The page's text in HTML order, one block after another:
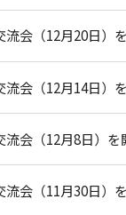
会（12月20日）
会（12月14日）
会（12月8日）を
会（11月30日）